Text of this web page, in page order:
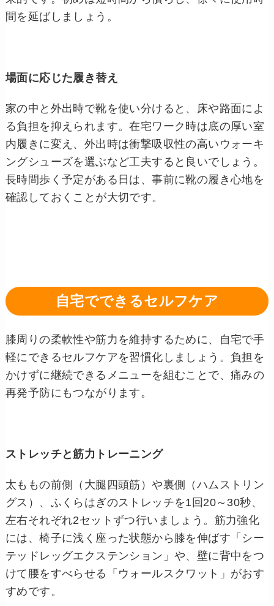
間を延ばしましょう。
場面に応じた履き替え
家の中と外出時で靴を使い分けると、床や路面によ
る負担を抑えられます。在宅ワーク時は底の厚い室
内履きに変え、外出時は衝撃吸収性の高いウォーキ
ングシューズを選ぶなど工夫すると良いでしょう。
長時間歩く予定がある日は、事前に靴の履き心地を
確認しておくことが大切です。
自宅でできるセルフケア
膝周りの柔軟性や筋力を維持するために、自宅で手
軽にできるセルフケアを習慣化しましょう。負担を
かけずに継続できるメニューを組むことで、痛みの
再発予防にもつながります。
ストレッチと筋力トレーニング
太ももの前側（大腿四頭筋）や裏側（ハムストリン
グス）、ふくらはぎのストレッチを1回20～30秒、
左右それぞれ2セットずつ行いましょう。筋力強化
には、椅子に浅く座った状態から膝を伸ばす「シー
テッドレッグエクステンション」や、壁に背中をつ
けて腰をすべらせる「ウォールスクワット」がおす
すめです。